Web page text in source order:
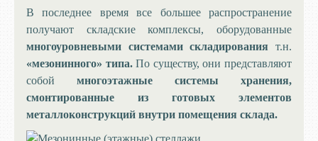
В последнее время все большее распространение
получают складские комплексы, оборудованные
многоуровневыми системами складирования т.н.
«мезонинного» типа.По существу, они представляют
собой многоэтажные системы хранения,
смонтированные из готовых элементов
металлоконструкций внутри помещения склада.